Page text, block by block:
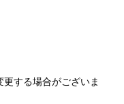
する場合がございま